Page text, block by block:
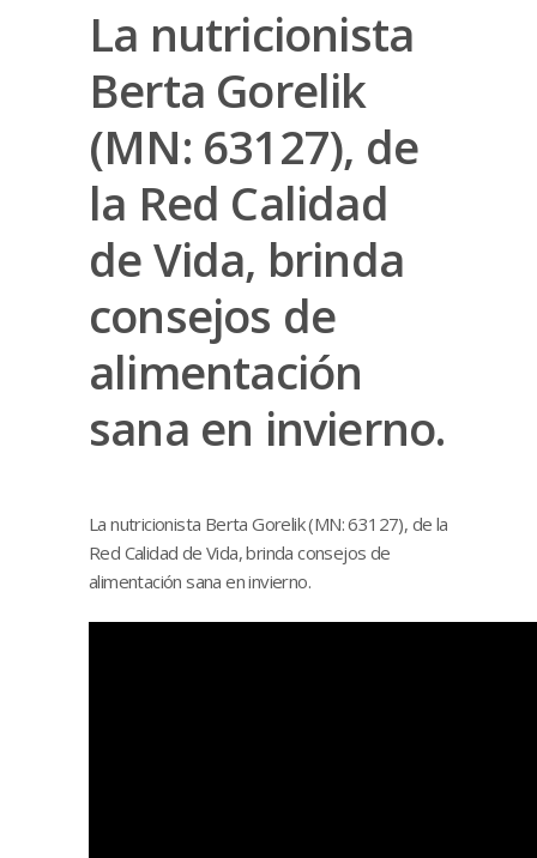
La nutricionista
Berta Gorelik
(MN: 63127), de
la Red Calidad
de Vida, brinda
consejos de
alimentación
sana en invierno.
La nutricionista Berta Gorelik (MN: 63127), de la
Red Calidad de Vida, brinda consejos de
alimentación sana en invierno.